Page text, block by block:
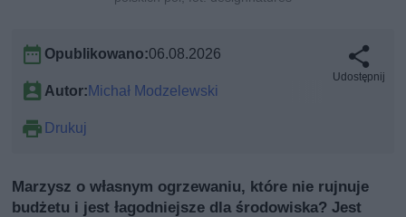
Opublikowano:06.08.2026
Autor:Michał Modzelewski
Drukuj
Udostępnij
Marzysz o własnym ogrzewaniu, które nie rujnuje
budżetu i jest łagodniejsze dla środowiska? Jest